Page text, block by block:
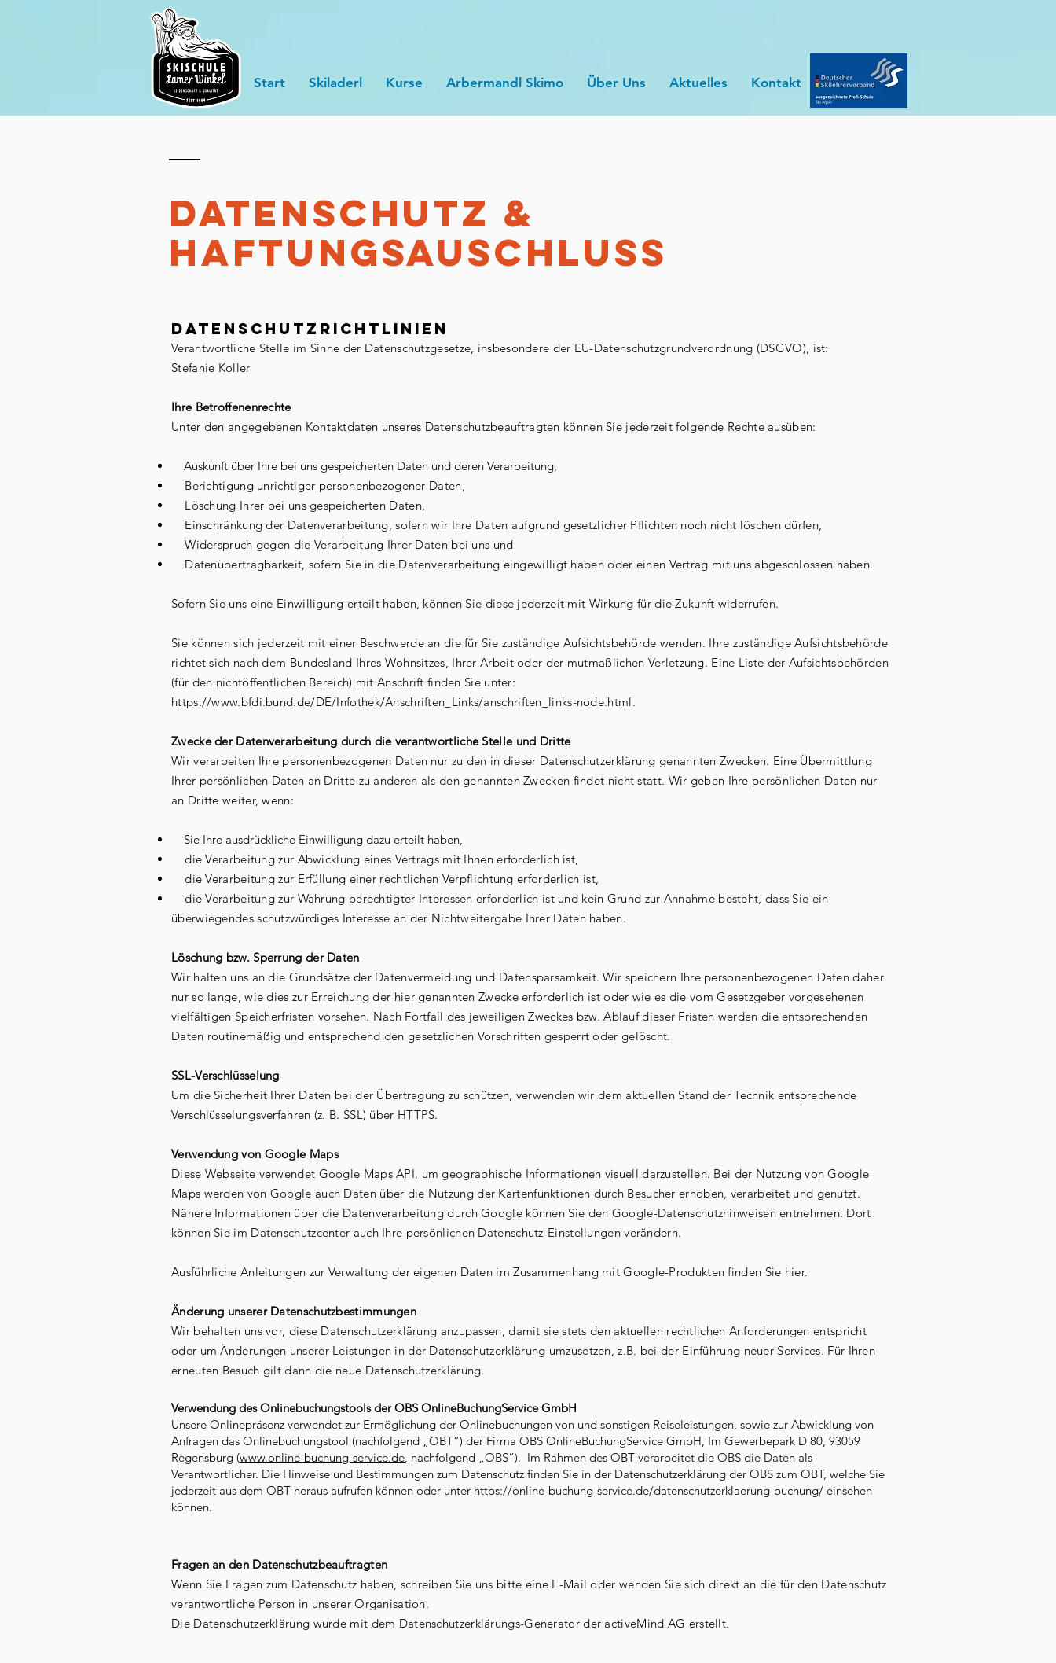
Start Skiladerl Kurse Arbermandl Skimo Über Uns Aktuelles Kontakt
DATENSCHUTZ &
Haftungsauschluss
Datenschutzrichtlinien
Verantwortliche Stelle im Sinne der Datenschutzgesetze, insbesondere der EU-Datenschutzgrundverordnung (DSGVO), ist:
Stefanie Koller
Ihre Betroffenenrechte
Unter den angegebenen Kontaktdaten unseres Datenschutzbeauftragten können Sie jederzeit folgende Rechte ausüben:
Auskunft über Ihre bei uns gespeicherten Daten und deren Verarbeitung,
Berichtigung unrichtiger personenbezogener Daten,
Löschung Ihrer bei uns gespeicherten Daten,
Einschränkung der Datenverarbeitung, sofern wir Ihre Daten aufgrund gesetzlicher Pflichten noch nicht löschen dürfen,
Widerspruch gegen die Verarbeitung Ihrer Daten bei uns und
Datenübertragbarkeit, sofern Sie in die Datenverarbeitung eingewilligt haben oder einen Vertrag mit uns abgeschlossen haben.
Sofern Sie uns eine Einwilligung erteilt haben, können Sie diese jederzeit mit Wirkung für die Zukunft widerrufen.
Sie können sich jederzeit mit einer Beschwerde an die für Sie zuständige Aufsichtsbehörde wenden. Ihre zuständige Aufsichtsbehörde
richtet sich nach dem Bundesland Ihres Wohnsitzes, Ihrer Arbeit oder der mutmaßlichen Verletzung. Eine Liste der Aufsichtsbehörden
(für den nichtöffentlichen Bereich) mit Anschrift finden Sie unter:
https://www.bfdi.bund.de/DE/Infothek/Anschriften_Links/anschriften_links-node.html.
Zwecke der Datenverarbeitung durch die verantwortliche Stelle und Dritte
Wir verarbeiten Ihre personenbezogenen Daten nur zu den in dieser Datenschutzerklärung genannten Zwecken. Eine Übermittlung
Ihrer persönlichen Daten an Dritte zu anderen als den genannten Zwecken findet nicht statt. Wir geben Ihre persönlichen Daten nur
an Dritte weiter, wenn:
Sie Ihre ausdrückliche Einwilligung dazu erteilt haben,
die Verarbeitung zur Abwicklung eines Vertrags mit Ihnen erforderlich ist,
die Verarbeitung zur Erfüllung einer rechtlichen Verpflichtung erforderlich ist,
die Verarbeitung zur Wahrung berechtigter Interessen erforderlich ist und kein Grund zur Annahme besteht, dass Sie ein
überwiegendes schutzwürdiges Interesse an der Nichtweitergabe Ihrer Daten haben.
Löschung bzw. Sperrung der Daten
Wir halten uns an die Grundsätze der Datenvermeidung und Datensparsamkeit. Wir speichern Ihre personenbezogenen Daten daher
nur so lange, wie dies zur Erreichung der hier genannten Zwecke erforderlich ist oder wie es die vom Gesetzgeber vorgesehenen
vielfältigen Speicherfristen vorsehen. Nach Fortfall des jeweiligen Zweckes bzw. Ablauf dieser Fristen werden die entsprechenden
Daten routinemäßig und entsprechend den gesetzlichen Vorschriften gesperrt oder gelöscht.
SSL-Verschlüsselung
Um die Sicherheit Ihrer Daten bei der Übertragung zu schützen, verwenden wir dem aktuellen Stand der Technik entsprechende
Verschlüsselungsverfahren (z. B. SSL) über HTTPS.
Verwendung von Google Maps
Diese Webseite verwendet Google Maps API, um geographische Informationen visuell darzustellen. Bei der Nutzung von Google
Maps werden von Google auch Daten über die Nutzung der Kartenfunktionen durch Besucher erhoben, verarbeitet und genutzt.
Nähere Informationen über die Datenverarbeitung durch Google können Sie den Google-Datenschutzhinweisen entnehmen. Dort
können Sie im Datenschutzcenter auch Ihre persönlichen Datenschutz-Einstellungen verändern.
Ausführliche Anleitungen zur Verwaltung der eigenen Daten im Zusammenhang mit Google-Produkten finden Sie hier.
Änderung unserer Datenschutzbestimmungen
Wir behalten uns vor, diese Datenschutzerklärung anzupassen, damit sie stets den aktuellen rechtlichen Anforderungen entspricht
oder um Änderungen unserer Leistungen in der Datenschutzerklärung umzusetzen, z.B. bei der Einführung neuer Services. Für Ihren
erneuten Besuch gilt dann die neue Datenschutzerklärung.
Verwendung des Onlinebuchungstools der OBS OnlineBuchungService GmbH
Unsere Onlinepräsenz verwendet zur Ermöglichung der Onlinebuchungen von und sonstigen Reiseleistungen, sowie zur Abwicklung von
Anfragen das Onlinebuchungstool (nachfolgend „OBT“) der Firma OBS OnlineBuchungService GmbH, Im Gewerbepark D 80, 93059
Regensburg (www.online-buchung-service.de, nachfolgend „OBS“). Im Rahmen des OBT verarbeitet die OBS die Daten als
Verantwortlicher. Die Hinweise und Bestimmungen zum Datenschutz finden Sie in der Datenschutzerklärung der OBS zum OBT, welche Sie
jederzeit aus dem OBT heraus aufrufen können oder unter https://online-buchung-service.de/datenschutzerklaerung-buchung/ einsehen
können.
Fragen an den Datenschutzbeauftragten
Wenn Sie Fragen zum Datenschutz haben, schreiben Sie uns bitte eine E-Mail oder wenden Sie sich direkt an die für den Datenschutz
verantwortliche Person in unserer Organisation.
Die Datenschutzerklärung wurde mit dem Datenschutzerklärungs-Generator der activeMind AG erstellt.